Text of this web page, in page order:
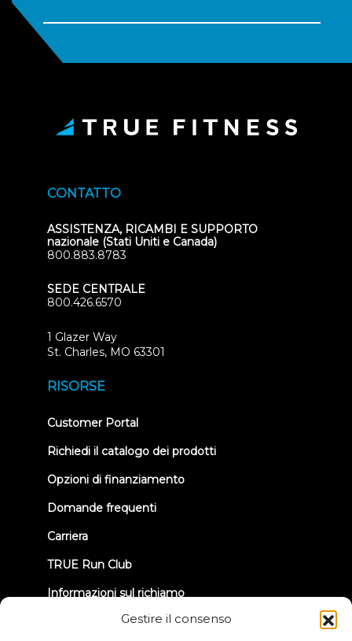
Gestire il consenso
CONTATTO
ASSISTENZA, RICAMBI E SUPPORTO
nazionale (Stati Uniti e Canada)
800.883.8783
SEDE CENTRALE
800.426.6570
1 Glazer Way
St. Charles, MO 63301
RISORSE
Customer Portal(opens
new
Richiedi il catalogo dei prodotti
Opzioni di finanziamento
Domande frequenti
Carriera
TRUE Run Club
Informazioni sul richiamo